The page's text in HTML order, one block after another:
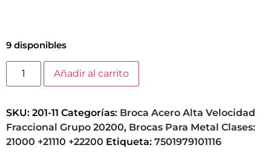
9 disponibles
Añadir al carrito
SKU: 201-11 Categorías: Broca Acero Alta Velocidad
Fraccional Grupo 20200, Brocas Para Metal Clases:
21000 +21110 +22200 Etiqueta: 7501979101116